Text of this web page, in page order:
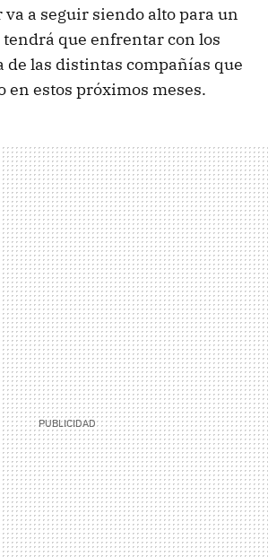
a seguir siendo alto para un
que enfrentar con los
las distintas compañías que
estos próximos meses.